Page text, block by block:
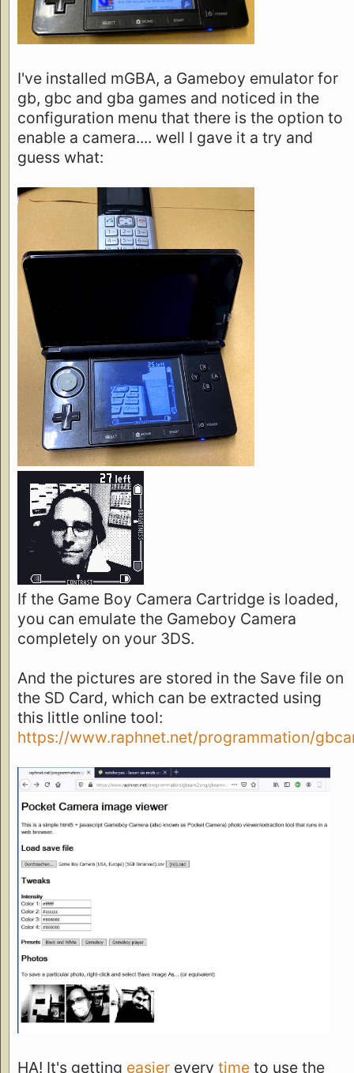
I've installed mGBA, a Gameboy emulator for
gb, gbc and gba games and noticed in the
configuration menu that there is the option to
enable a camera.... well I gave it a try and
guess what:
If the Game Boy Camera Cartridge is loaded,
you can emulate the Gameboy Camera
completely on your 3DS.
And the pictures are stored in the Save file on
the SD Card, which can be extracted using
this little online tool:
https://www.raphnet.net/programmation/
HA! It's getting easier every time to use the